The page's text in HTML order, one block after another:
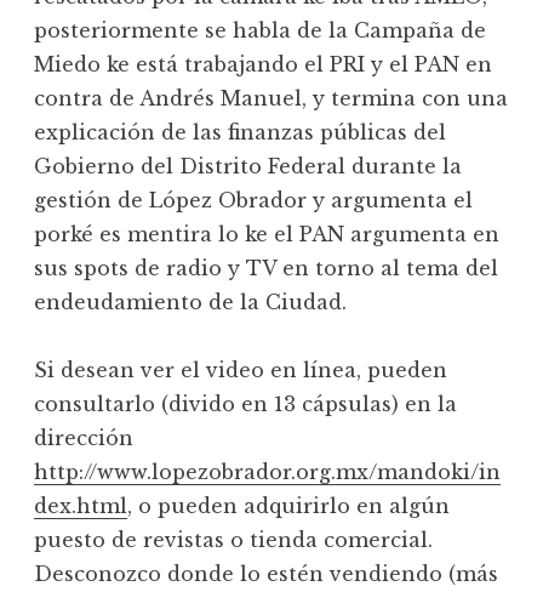
posteriormente se habla de la Campaña de
Miedo ke está trabajando el PRI y el PAN en
contra de Andrés Manuel, y termina con una
explicación de las finanzas públicas del
Gobierno del Distrito Federal durante la
gestión de López Obrador y argumenta el
porké es mentira lo ke el PAN argumenta en
sus spots de radio y TV en torno al tema del
endeudamiento de la Ciudad.
Si desean ver el video en línea, pueden
consultarlo (divido en 13 cápsulas) en la
dirección
http://www.lopezobrador.org.mx/mandoki/in
dex.html, o pueden adquirirlo en algún
puesto de revistas o tienda comercial.
Desconozco donde lo estén vendiendo (más